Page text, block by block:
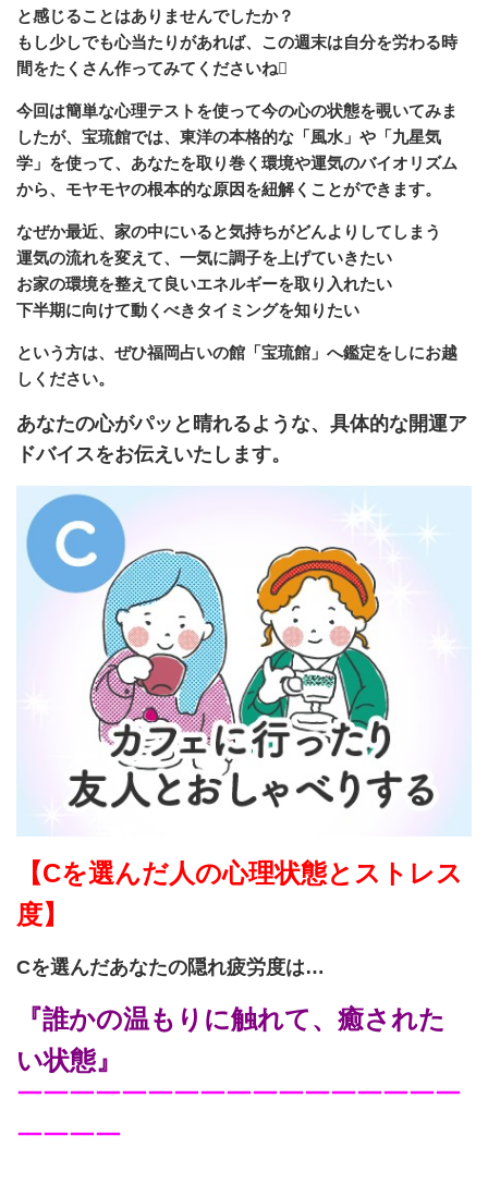
と感じることはありませんでしたか？
もし少しでも心当たりがあれば、この週末は自分を労わる時
間をたくさん作ってみてくださいね
今回は簡単な心理テストを使って今の心の状態を覗いてみま
したが、宝琉館では、東洋の本格的な「風水」や「九星気
学」を使って、あなたを取り巻く環境や運気のバイオリズム
から、モヤモヤの根本的な原因を紐解くことができます。
なぜか最近、家の中にいると気持ちがどんよりしてしまう
運気の流れを変えて、一気に調子を上げていきたい
お家の環境を整えて良いエネルギーを取り入れたい
下半期に向けて動くべきタイミングを知りたい
という方は、ぜひ福岡占いの館「宝琉館」へ鑑定をしにお越
しください。
あなたの心がパッと晴れるような、具体的な開運ア
ドバイスをお伝えいたします。
【Cを選んだ人の心理状態とストレス
度】
Cを選んだあなたの隠れ疲労度は…
『誰かの温もりに触れて、癒された
い状態』
￣￣￣￣￣￣￣￣￣￣￣￣￣￣￣￣￣
￣￣￣￣